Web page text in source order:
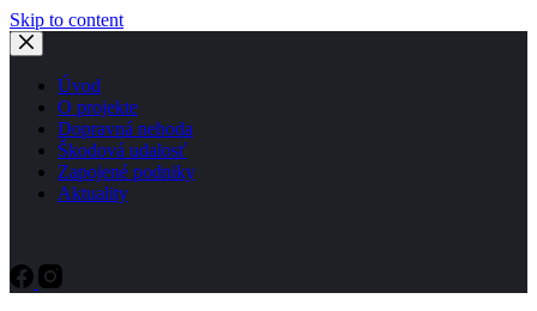
Skip to content
Úvod
O projekte
Dopravná nehoda
Škodová udalosť
Zapojené podniky
Aktuality